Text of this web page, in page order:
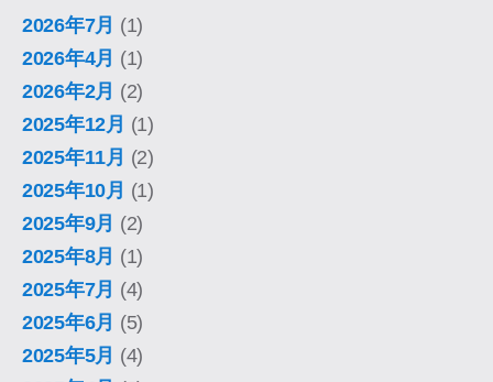
2026年7月 (1)
2026年4月 (1)
2026年2月 (2)
2025年12月 (1)
2025年11月 (2)
2025年10月 (1)
2025年9月 (2)
2025年8月 (1)
2025年7月 (4)
2025年6月 (5)
2025年5月 (4)